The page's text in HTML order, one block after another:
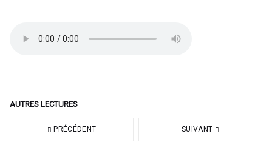
AUTRES LECTURES
PRÉCÉDENT SUIVANT